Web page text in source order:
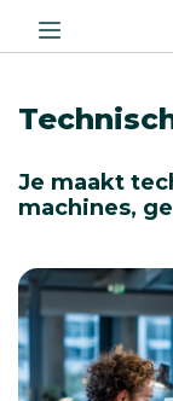
Je maakt
machines,